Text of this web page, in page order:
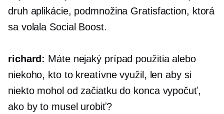
druh aplikácie, podmnožina Gratisfaction, ktorá
sa volala Social Boost.
richard: Máte nejaký prípad použitia alebo
niekoho, kto to kreatívne využil, len aby si
niekto mohol od začiatku do konca vypočuť,
ako by to musel urobiť?